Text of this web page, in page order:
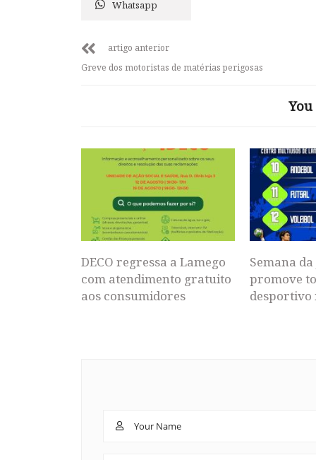
Whatsapp
artigo anterior
Greve dos motoristas de matérias perigosas
DECO regressa a Lamego
com atendimento gratuito
aos consumidores
Semana
promove